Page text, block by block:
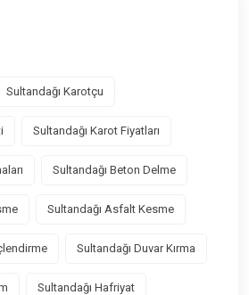
Sultandağı Karotçu
Sultandağı Karot Fiyatları
Sultandağı Beton Delme
Sultandağı Asfalt Kesme
Sultandağı Duvar Kırma
Sultandağı Hafriyat